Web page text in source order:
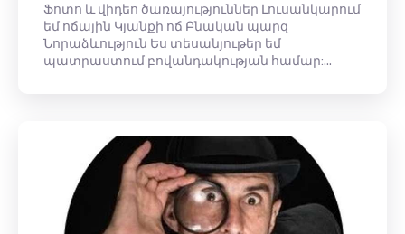
Ֆոտո և վիդեո ծառայություններ Լուսանկարում
եմ ոճային Կյանքի ոճ Բնական պարզ
Նորաձևություն Ես տեսանյութեր եմ
պատրաստում բովանդակության համար:...